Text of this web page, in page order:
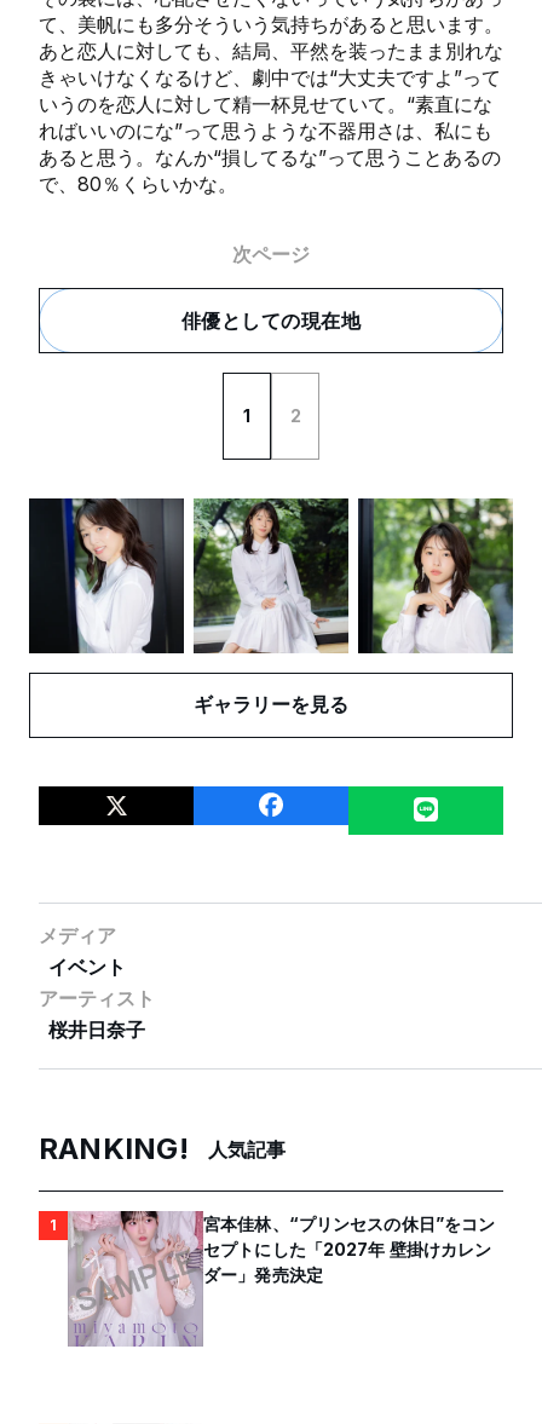
て、美帆にも多分そういう気持ちがあると思います。
あと恋人に対しても、結局、平然を装ったまま別れな
きゃいけなくなるけど、劇中では“大丈夫ですよ”って
いうのを恋人に対して精一杯見せていて。“素直にな
ればいいのにな”って思うような不器用さは、私にも
あると思う。なんか“損してるな”って思うことあるの
で、80％くらいかな。
次ページ
俳優としての現在地
1 2
ギャラリーを見る
メディア
イベント
アーティスト
桜井⽇奈子
RANKING! 人気記事
1
宮本佳林、“プリンセスの休日”をコン
セプトにした「2027年 壁掛けカレン
ダー」発売決定